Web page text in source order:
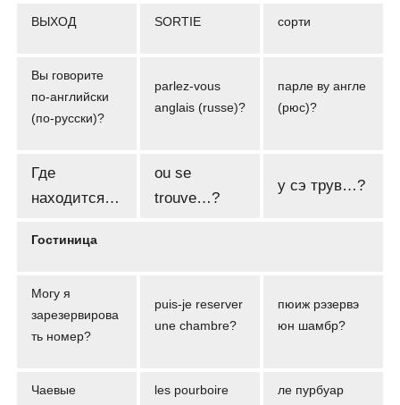
ВЫХОД SORTIE сорти
Вы говорите
по-английски
(по-русски)?
parlez-vous
anglais (russe)?
парле ву англе
(рюс)?
Где
находится…
ou se
trouve…?
у сэ трув…?
Гостиница
Могу я
зарезервирова
ть номер?
puis-je reserver
une chambre?
пюиж рэзервэ
юн шамбр?
Чаевые les pourboire ле пурбуар